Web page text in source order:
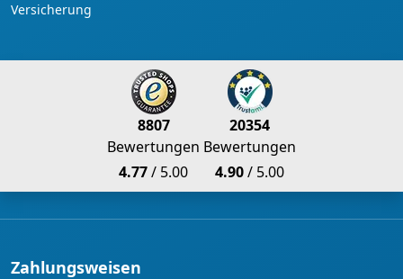
Versicherung
8807
Bewertungen
4.77/ 5.00
20354
Bewertungen
4.90/ 5.00
Zahlungsweisen